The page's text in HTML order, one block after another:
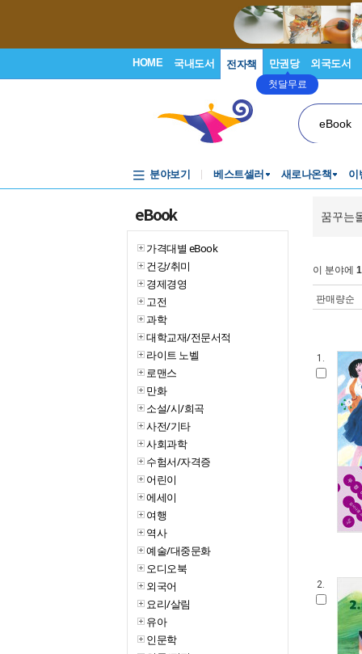
HOME 국내도서 전자책 만권당
첫달무료
외국도서
eBook
분야보기 베스트셀러 새로나온책 이
eBook
가격대별 eBook
건강/취미
경제경영
고전
과학
대학교재/전문서적
라이트 노벨
로맨스
만화
소설/시/희곡
사전/기타
사회과학
수험서/자격증
어린이
에세이
여행
역사
예술/대중문화
오디오북
외국어
요리/살림
유아
인문학
꿈꾸는
이 분야에
판매량순
1.
2.